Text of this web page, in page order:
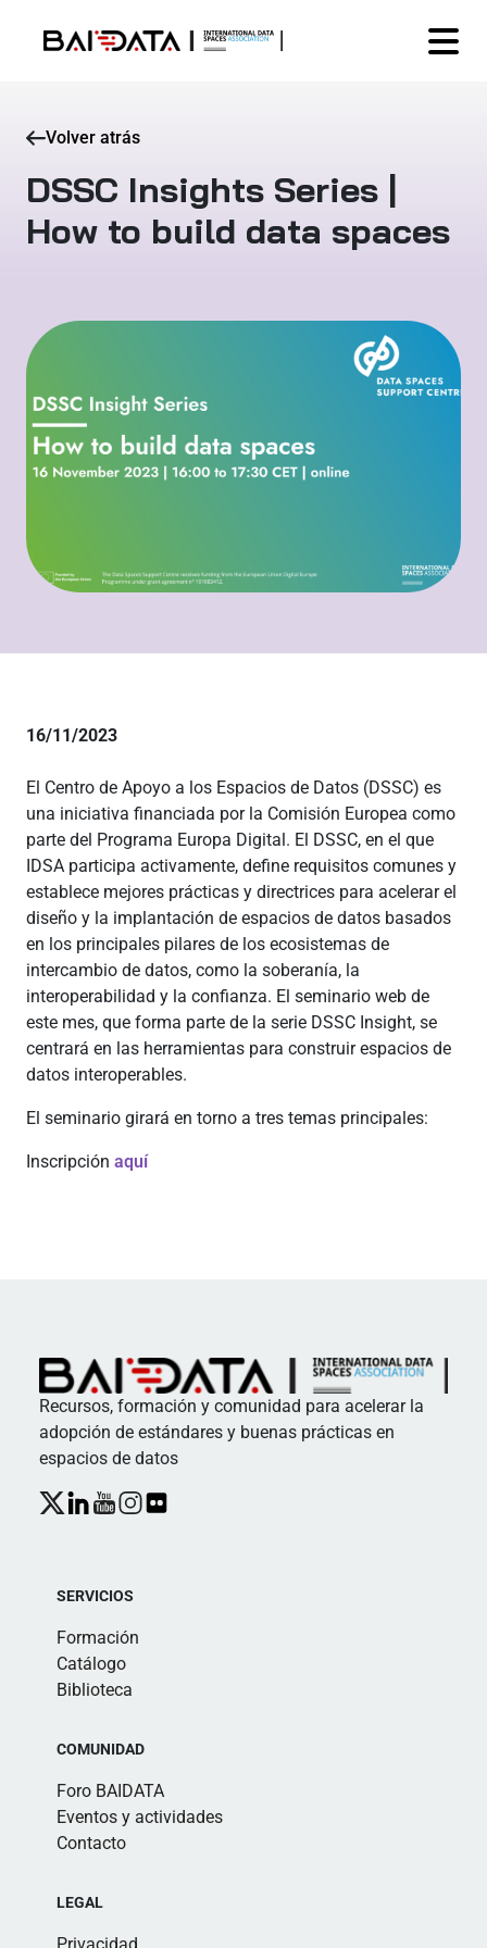
Volver atrás
DSSC Insights Series |
How to build data spaces
16/11/2023
El Centro de Apoyo a los Espacios de Datos (DSSC) es
una iniciativa financiada por la Comisión Europea como
parte del Programa Europa Digital. El DSSC, en el que
IDSA participa activamente, define requisitos comunes y
establece mejores prácticas y directrices para acelerar el
diseño y la implantación de espacios de datos basados
en los principales pilares de los ecosistemas de
intercambio de datos, como la soberanía, la
interoperabilidad y la confianza. El seminario web de
este mes, que forma parte de la serie DSSC Insight, se
centrará en las herramientas para construir espacios de
datos interoperables.
El seminario girará en torno a tres temas principales:
Inscripción aquí
Recursos, formación y comunidad para acelerar la
adopción de estándares y buenas prácticas en
espacios de datos
SERVICIOS
Formación
Catálogo
Biblioteca
COMUNIDAD
Foro BAIDATA
Eventos y actividades
Contacto
LEGAL